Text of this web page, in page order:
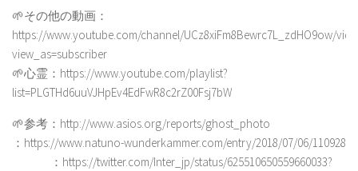
🌱その他の動画：
https://www.youtube.com/channel/UCz8xiFm8Bewrc7L_zdHO9ow/
view_as=subscriber
🌱心霊：https://www.youtube.com/playlist?
list=PLGTHd6uuVJHpEv4EdFwR8c2rZ00Fsj7bW
🌱参考：http://www.asios.org/reports/ghost_photo
：https://www.natuno-wunderkammer.com/entry/2018/07/06/110928
：https://twitter.com/Inter_jp/status/625510650559660033?